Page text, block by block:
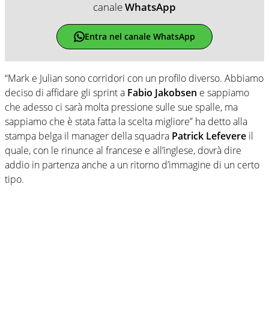
canaleWhatsApp
Entra nel canale WhatsApp
“Mark e Julian sono corridori con un profilo diverso. Abbiamo
deciso di affidare gli sprint a Fabio Jakobsen e sappiamo
che adesso ci sarà molta pressione sulle sue spalle, ma
sappiamo che è stata fatta la scelta migliore” ha detto alla
stampa belga il manager della squadra Patrick Lefevere il
quale, con le rinunce al francese e all’inglese, dovrà dire
addio in partenza anche a un ritorno d’immagine di un certo
tipo.